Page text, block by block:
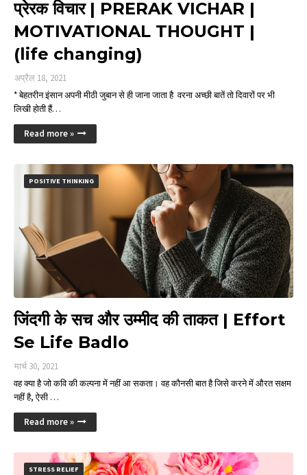
प्रेरक विचार | PRERAK VICHAR |
MOTIVATIONAL THOUGHT |
(life changing)
अप्रैल 18, 2021
* बेहतरीन इंसान अपनी मीठी जुबान से ही जाना जाता है वरना अच्छी बातें तो दिवारों पर भी
लिखी होती हैं…
Read more »
POSITIVE THINKING
जिंदगी के सच और उम्मीद की ताकत | Effort
Se Life Badlo
मार्च 30, 2021
वह क्या है जो कवि की कल्पना में नहीं आ सकता। वह कौनसी बात है जिसे करने में औरत सक्षम
नहीं है, ऐसी …
Read more »
STRESS RELIEF